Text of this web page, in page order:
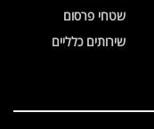
שטחי פרסום
שירותים כלליים